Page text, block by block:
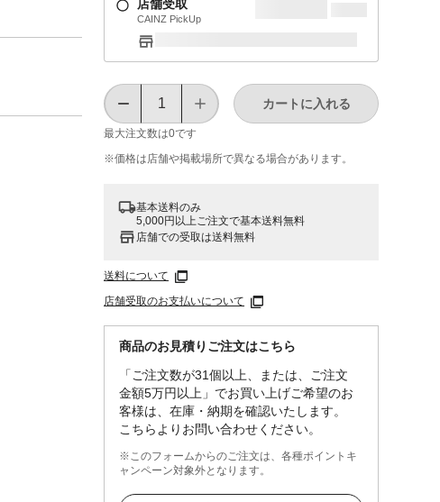
店舗受取
CAINZ PickUp
最大注文数は0です
カートに入れる
※価格は​店舗や​掲載場所で​異なる​場合が​あります。
基本送料のみ
5,000円以上ご注文で基本送料無料
店舗での受取は送料無料
送料について
店舗受取のお支払いについて
商品のお見積りご注文はこちら
「ご注文数が31個以上、または、ご注文
金額5万円以上」でお買い上げご希望のお
客様は、在庫・納期を確認いたします。
こちらよりお問い合わせください。
※このフォームからのご注文は、各種ポイントキ
ャンペーン対象外となります。